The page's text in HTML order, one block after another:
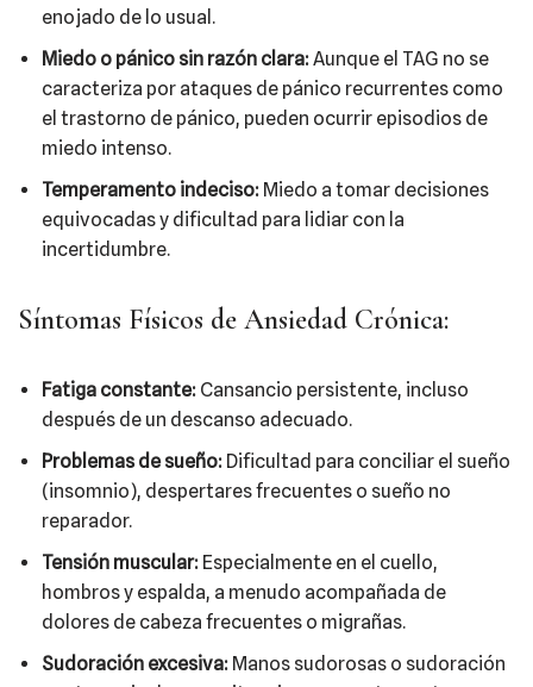
enojado de lo usual.
Miedo o pánico sin razón clara:Aunque el TAG no se
caracteriza por ataques de pánico recurrentes como
el trastorno de pánico, pueden ocurrir episodios de
miedo intenso.
Temperamento indeciso: Miedo a tomar decisiones
equivocadas y dificultad para lidiar con la
incertidumbre.
Síntomas Físicos de Ansiedad Crónica:
Fatiga constante: Cansancio persistente, incluso
después de un descanso adecuado.
Problemas de sueño: Dificultad para conciliar el sueño
(insomnio), despertares frecuentes o sueño no
reparador.
Tensión muscular: Especialmente en el cuello,
hombros y espalda, a menudo acompañada de
dolores de cabeza frecuentes o migrañas.
Sudoración excesiva: Manos sudorosas o sudoración